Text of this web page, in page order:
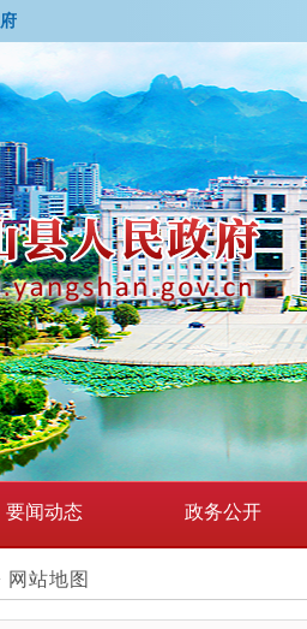
要闻动态 政务公开
网站地图